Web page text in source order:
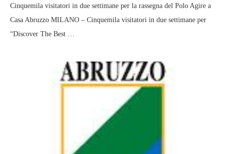
Cinquemila visitatori in due settimane per la rassegna del Polo Agire a
Casa Abruzzo MILANO – Cinquemila visitatori in due settimane per
“Discover The Best …